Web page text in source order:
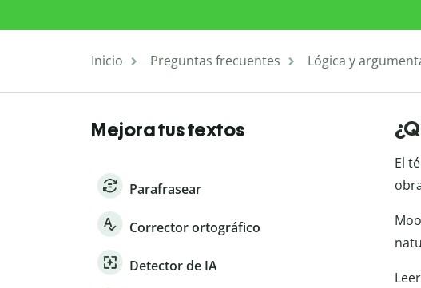
Inicio Preguntas frecuentes Lógica y
El
Mejora tus textos
Parafrasear
Corrector ortográfico
Detector de IA